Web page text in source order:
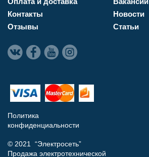
Контакты
Отзывы
Новости
Статьи
Политика
конфиденциальности
© 2021 “Электросеть”
Продажа электротехнической